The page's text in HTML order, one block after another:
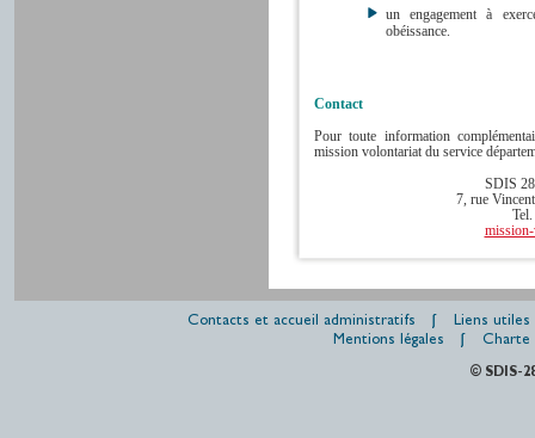
un engagement à
obéissance.
Contact
Pour toute information
mission volontariat du service
SDIS
7, rue
Contacts et accueil administratifs
Liens utiles
Mentions légales
Charte
© SDIS-